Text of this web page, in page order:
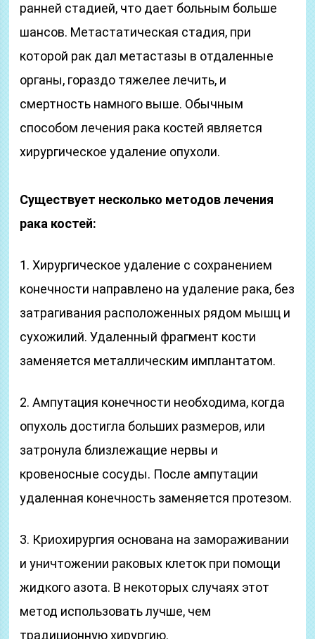
ранней стадией, что дает больным больше
шансов. Метастатическая стадия, при
которой рак дал метастазы в отдаленные
органы, гораздо тяжелее лечить, и
смертность намного выше. Обычным
способом лечения рака костей является
хирургическое удаление опухоли.
Существует несколько методов лечения
рака костей:
1. Хирургическое удаление с сохранением
конечности направлено на удаление рака, без
затрагивания расположенных рядом мышц и
сухожилий. Удаленный фрагмент кости
заменяется металлическим имплантатом.
2. Ампутация конечности необходима, когда
опухоль достигла больших размеров, или
затронула близлежащие нервы и
кровеносные сосуды. После ампутации
удаленная конечность заменяется протезом.
3. Криохирургия основана на замораживании
и уничтожении раковых клеток при помощи
жидкого азота. В некоторых случаях этот
метод использовать лучше, чем
традиционную хирургию.